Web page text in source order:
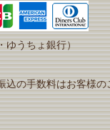
ゆうちょ銀行）
込の手数料はお客様